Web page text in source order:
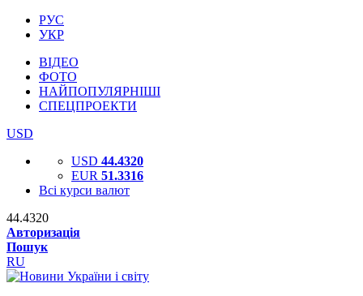
РУС
УКР
ВІДЕО
ФОТО
НАЙПОПУЛЯРНІШІ
СПЕЦПРОЕКТИ
USD
USD 44.4320
EUR 51.3316
Всі курси валют
44.4320
Авторизація
Пошук
RU